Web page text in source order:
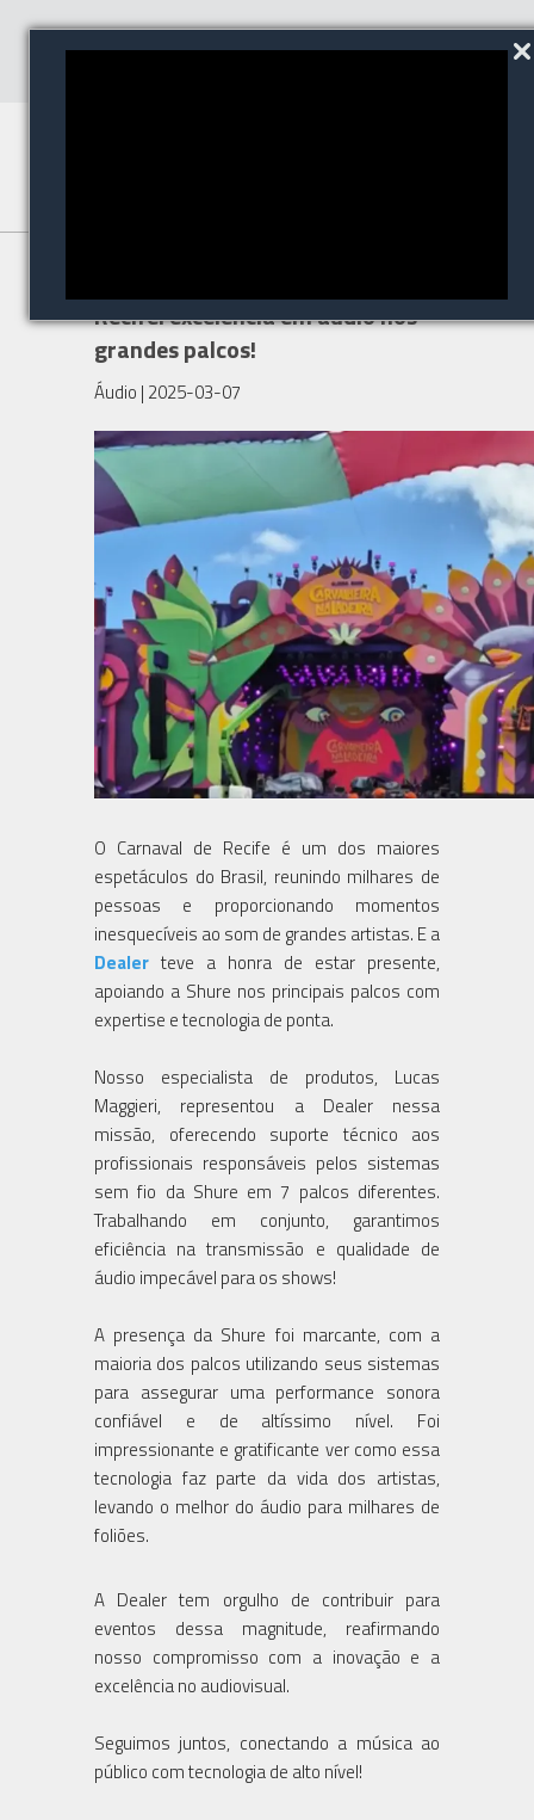
Recife: excelência em áudio nos
grandes palcos!
Áudio | 2025-03-07
O Carnaval de Recife é um dos maiores
espetáculos do Brasil, reunindo milhares de
pessoas e proporcionando momentos
inesquecíveis ao som de grandes artistas. E a
Dealer teve a honra de estar presente,
apoiando a Shure nos principais palcos com
expertise e tecnologia de ponta.
Nosso especialista de produtos, Lucas
Maggieri, representou a Dealer nessa
missão, oferecendo suporte técnico aos
profissionais responsáveis pelos sistemas
sem fio da Shure em 7 palcos diferentes.
Trabalhando em conjunto, garantimos
eficiência na transmissão e qualidade de
áudio impecável para os shows!
A presença da Shure foi marcante, com a
maioria dos palcos utilizando seus sistemas
para assegurar uma performance sonora
confiável e de altíssimo nível. Foi
impressionante e gratificante ver como essa
tecnologia faz parte da vida dos artistas,
levando o melhor do áudio para milhares de
foliões.
A Dealer tem orgulho de contribuir para
eventos dessa magnitude, reafirmando
nosso compromisso com a inovação e a
excelência no audiovisual.
Seguimos juntos, conectando a música ao
público com tecnologia de alto nível!